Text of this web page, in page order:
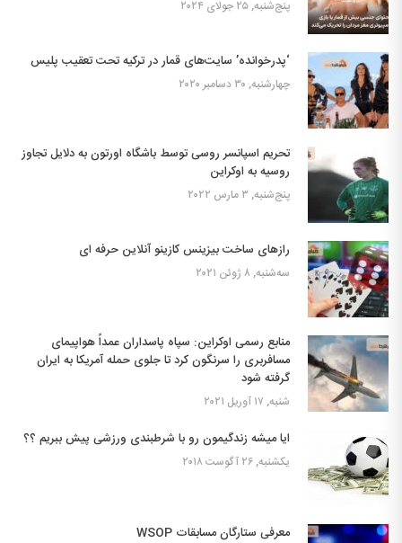
پنج‌شنبه, ۲۵ جولای ۲۰۲۴
‘پدرخوانده’ سایت‌های قمار در ترکیه تحت تعقیب پلیس
چهارشنبه, ۳۰ دسامبر ۲۰۲۰
تحریم اسپانسر روسی توسط باشگاه اورتون به دلایل تجاوز
روسیه به اوکراین
پنج‌شنبه, ۳ مارس ۲۰۲۲
رازهای ساخت بیزینس کازینو آنلاین حرفه ای
سه‌شنبه, ۸ ژوئن ۲۰۲۱
منابع رسمی اوکراین: سپاه پاسداران عمداً هواپیمای
مسافربری را سرنگون کرد تا جلوی حمله آمریکا به ایران
گرفته شود
شنبه, ۱۷ آوریل ۲۰۲۱
ایا میشه زندگیمون رو با شرطبندی ورزشی پیش ببریم ؟؟
یکشنبه, ۲۶ آگوست ۲۰۱۸
معرفی ستارگان مسابقات WSOP